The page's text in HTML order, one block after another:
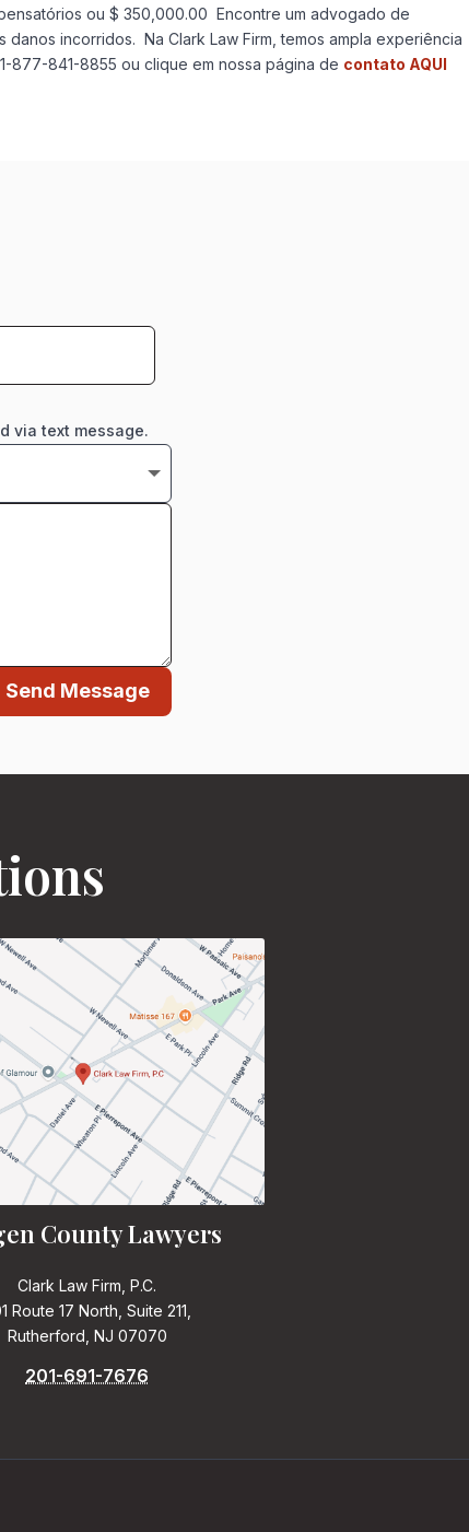
ou $ 350,000.00 Encontre um advogado de
incorridos. Na Clark Law Firm, temos ampla experiência
877-841-8855 ou clique em nossa página de contato AQUI
via text message.
Send Message
County Lawyers
Clark Law Firm, P.C.
Route 17 North, Suite 211,
Rutherford, NJ 07070
201-691-7676